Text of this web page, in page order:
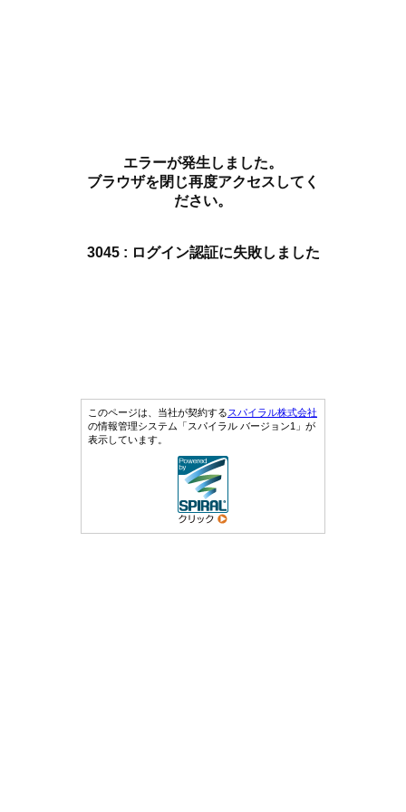
エラーが発生しました。
ブラウザを閉じ再度アクセスしてく
ださい。
3045 : ログイン認証に失敗しました
このページは、当社が契約するスパイラル株式会社
の情報管理システム「スパイラル バージョン1」が
表示しています。